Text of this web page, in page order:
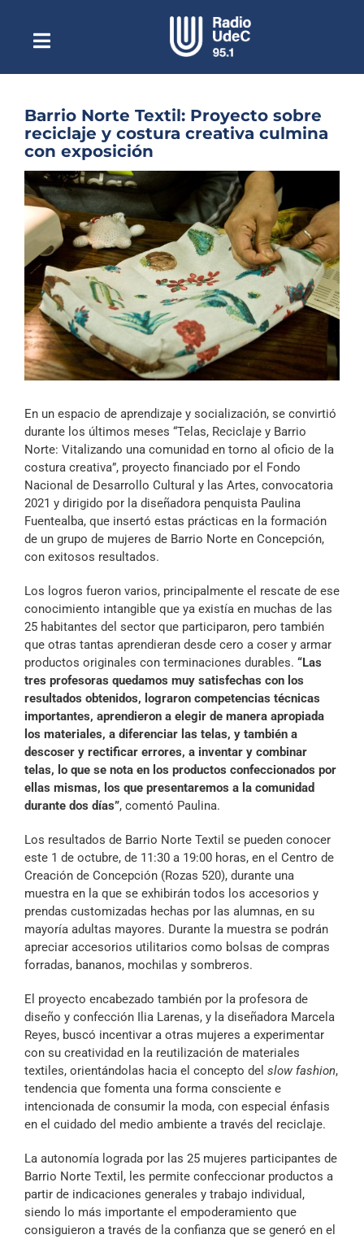
contenidoToggle
NavigationEscuchar Radio UdeC en vivo
Quiénes Somos
Programación
Podcast
Noticias
Reportajes
Columnas
Música Clásica
Especiales
Archivo Sonoro
Barrio Norte Textil: Proyecto sobre
reciclaje y costura creativa culmina
con exposición
Ver
imagen
más
grande
En un espacio de aprendizaje y socialización, se convirtió
durante los últimos meses “Telas, Reciclaje y Barrio
Norte: Vitalizando una comunidad en torno al oficio de la
costura creativa”, proyecto financiado por el Fondo
Nacional de Desarrollo Cultural y las Artes, convocatoria
2021 y dirigido por la diseñadora penquista Paulina
Fuentealba, que insertó estas prácticas en la formación
de un grupo de mujeres de Barrio Norte en Concepción,
con exitosos resultados.
Los logros fueron varios, principalmente el rescate de ese
conocimiento intangible que ya existía en muchas de las
25 habitantes del sector que participaron, pero también
que otras tantas aprendieran desde cero a coser y armar
productos originales con terminaciones durables. “Las
tres profesoras quedamos muy satisfechas con los
resultados obtenidos, lograron competencias técnicas
importantes, aprendieron a elegir de manera apropiada
los materiales, a diferenciar las telas, y también a
descoser y rectificar errores, a inventar y combinar
telas, lo que se nota en los productos confeccionados por
ellas mismas, los que presentaremos a la comunidad
durante dos días”, comentó Paulina.
Los resultados de Barrio Norte Textil se pueden conocer
este 1 de octubre, de 11:30 a 19:00 horas, en el Centro de
Creación de Concepción (Rozas 520), durante una
muestra en la que se exhibirán todos los accesorios y
prendas customizadas hechas por las alumnas, en su
mayoría adultas mayores. Durante la muestra se podrán
apreciar accesorios utilitarios como bolsas de compras
forradas, bananos, mochilas y sombreros.
El proyecto encabezado también por la profesora de
diseño y confección Ilia Larenas, y la diseñadora Marcela
Reyes, buscó incentivar a otras mujeres a experimentar
con su creatividad en la reutilización de materiales
textiles, orientándolas hacia el concepto del slow fashion,
tendencia que fomenta una forma consciente e
intencionada de consumir la moda, con especial énfasis
en el cuidado del medio ambiente a través del reciclaje.
La autonomía lograda por las 25 mujeres participantes de
Barrio Norte Textil, les permite confeccionar productos a
partir de indicaciones generales y trabajo individual,
siendo lo más importante el empoderamiento que
consiguieron a través de la confianza que se generó en el